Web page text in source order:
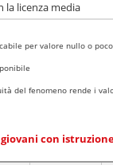
la licenza media
per valore nullo o
del fenomeno rende i
con